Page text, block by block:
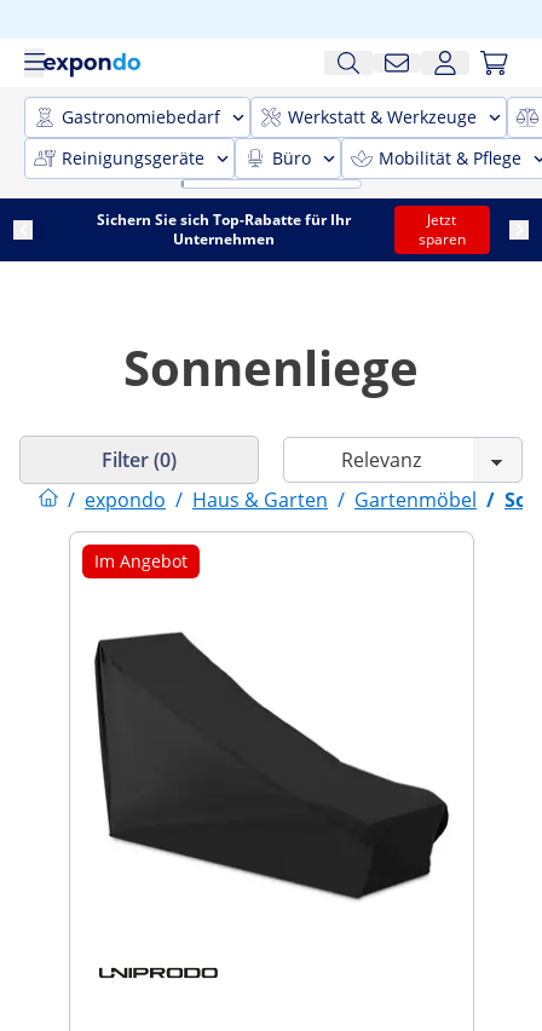
Gastronomiebedarf
Werkstatt & Werkzeuge
Reinigungsgeräte
Büro Mobilität & Pflege
Sichern Sie sich Top-Rabatte für Ihr
Unternehmen
Jetzt
sparen
Sonnenliege
/ expondo / Haus & Garten / Gartenmöbel /
Filter (0)
Im Angebot